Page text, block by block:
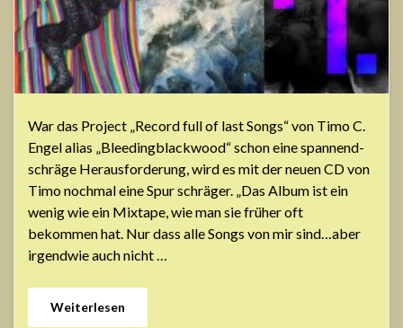
War das Project „Record full of last Songs“ von Timo C.
Engel alias „Bleedingblackwood“ schon eine spannend-
schräge Herausforderung, wird es mit der neuen CD von
Timo nochmal eine Spur schräger. „Das Album ist ein
wenig wie ein Mixtape, wie man sie früher oft
bekommen hat. Nur dass alle Songs von mir sind…aber
irgendwie auch nicht …
Weiterlesen